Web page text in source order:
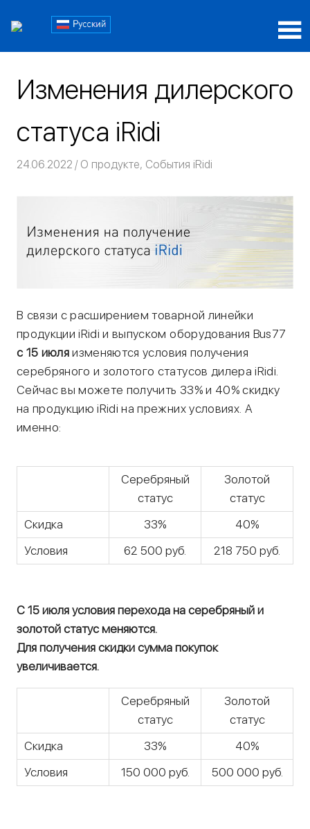
содержимому
Блог
Изменения дилерского
статуса iRidi
24.06.2022 Команда iRidium mobile
О продукте, События iRidi
В связи с расширением товарной линейки
продукции iRidi и выпуском оборудования Bus77
с 15 июляизменяются условия получения
серебряного и золотого статусов дилера iRidi.
Сейчас вы можете получить 33% и 40% скидку
на продукцию iRidi на прежних условиях. А
именно:
Серебряный
статус
Золотой
статус
Cкидка
33%
40%
Условия
62 500 руб. 218 750 руб.
С 15 июля условия перехода на серебряный и
золотой статус меняются.
Для получения скидки сумма покупок
увеличивается.
Серебряный
статус
Золотой
статус
Скидка
33%
40%
Условия
150 000 руб. 500 000 руб.